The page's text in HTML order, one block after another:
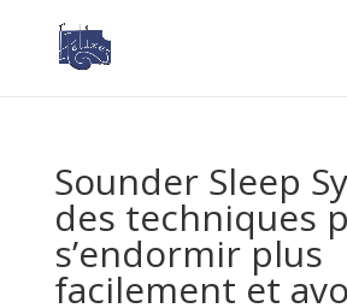
Sounder Sleep
des techniques
s’endormir plus
facilement et